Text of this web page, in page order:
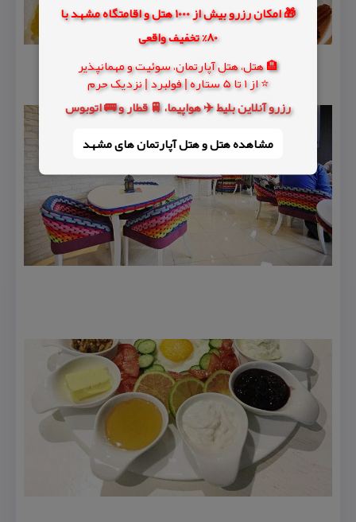
🎁 امکان رزرو بیش از 1000 هتل و اقامتگاه مشهد با
80% تخفیف واقعی
🏨 هتل، هتل آپارتمان، سوئیت و مهمانپذیر
⭐ از 1 تا 5 ستاره | فولبرد | نزدیک حرم
رزرو آنلاین بلیط ✈️ هواپیما، 🚆 قطار و 🚌 اتوبوس
مشاهده هتل و هتل‌ آپارتمان های مشهد